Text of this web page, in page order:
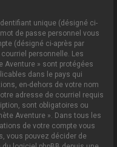
unique (désigné ci-
de passe personnel vous
(désigné ci-après par
personnelle. Les
Aventure » sont protégées
dans le pays qui
en-dehors de votre nom
adresse de courriel requis
sont obligatoires ou
Aventure ». Dans tous les
de votre compte vous
vous pouvez décider de